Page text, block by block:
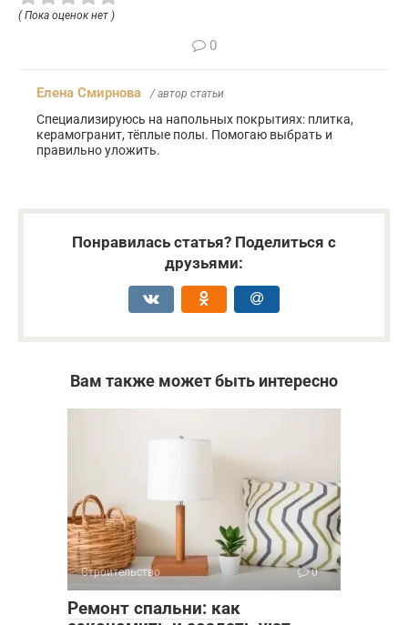
( Пока оценок нет )
0
Елена Смирнова / автор статьи
Специализируюсь на напольных покрытиях: плитка,
керамогранит, тёплые полы. Помогаю выбрать и
правильно уложить.
Понравилась статья? Поделиться с
друзьями:
Вам также может быть интересно
Строительство 0
Ремонт спальни: как